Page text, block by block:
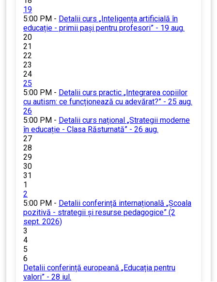
19
5:00 PM - Detalii curs „Inteligența artificială în
educație - primii pași pentru profesori” - 19 aug.
20
21
22
23
24
25
5:00 PM - Detalii curs practic „Integrarea copiilor
cu autism: ce funcționează cu adevărat?” - 25 aug.
26
5:00 PM - Detalii curs național „Strategii moderne
în educație - Clasa Răsturnată” - 26 aug.
27
28
29
30
31
1
2
5:00 PM - Detalii conferință internațională „Școala
pozitivă - strategii și resurse pedagogice” (2
sept. 2026)
3
4
5
6
Detalii conferință europeană „Educația pentru
valori” - 28 iul.